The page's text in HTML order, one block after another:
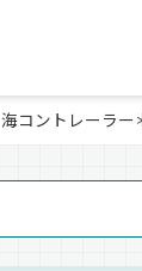
海コントレーラ